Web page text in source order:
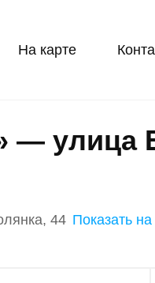
На карте
— улица
44 Показать на